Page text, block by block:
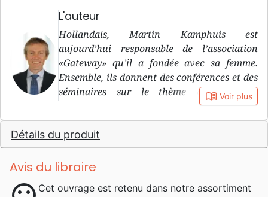
L'auteur
Hollandais, Martin Kamphuis est
aujourd’hui responsable de l’association
«Gateway» qu’il a fondée avec sa femme.
Ensemble, ils donnent des conférences et des
séminaires sur le thème «Bouddhisme,
ésotérisme et christianisme ». Ils habitent au
nord-ouest de Francfort.
book_open Voir plus
Détails du produit
Avis du libraire
Cet ouvrage est retenu dans notre assortiment